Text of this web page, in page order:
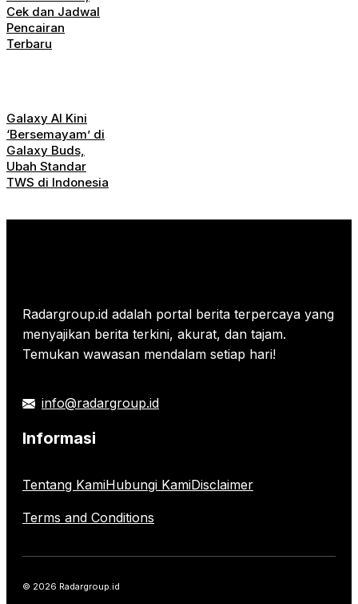
Cek dan Jadwal
Pencairan
Terbaru
Galaxy AI Kini
‘Bersemayam’ di
Galaxy Buds,
Ubah Standar
TWS di Indonesia
Radargroup.id adalah portal berita terpercaya yang
menyajikan berita terkini, akurat, dan tajam.
Temukan wawasan mendalam setiap hari!
info@radargroup.id
Informasi
Tentang KamiHubungi KamiDisclaimer
Terms and Conditions
© 2026 Radargroup.id